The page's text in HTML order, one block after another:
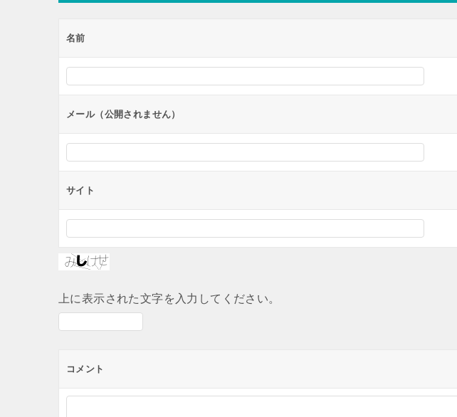
名前
メール（公開されません）
サイト
上に表示された文字を入力してください。
コメント